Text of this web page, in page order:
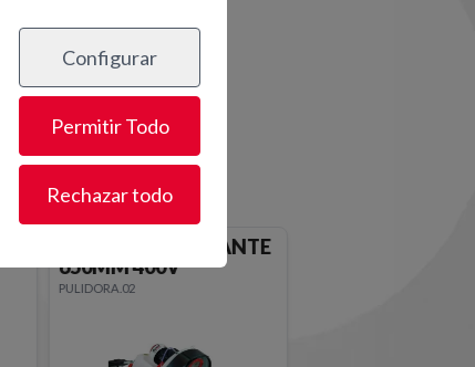
PULIDORA DIAMANTE
650MM 400V
PULIDORA.02
Configurar
Permitir Todo
Rechazar todo